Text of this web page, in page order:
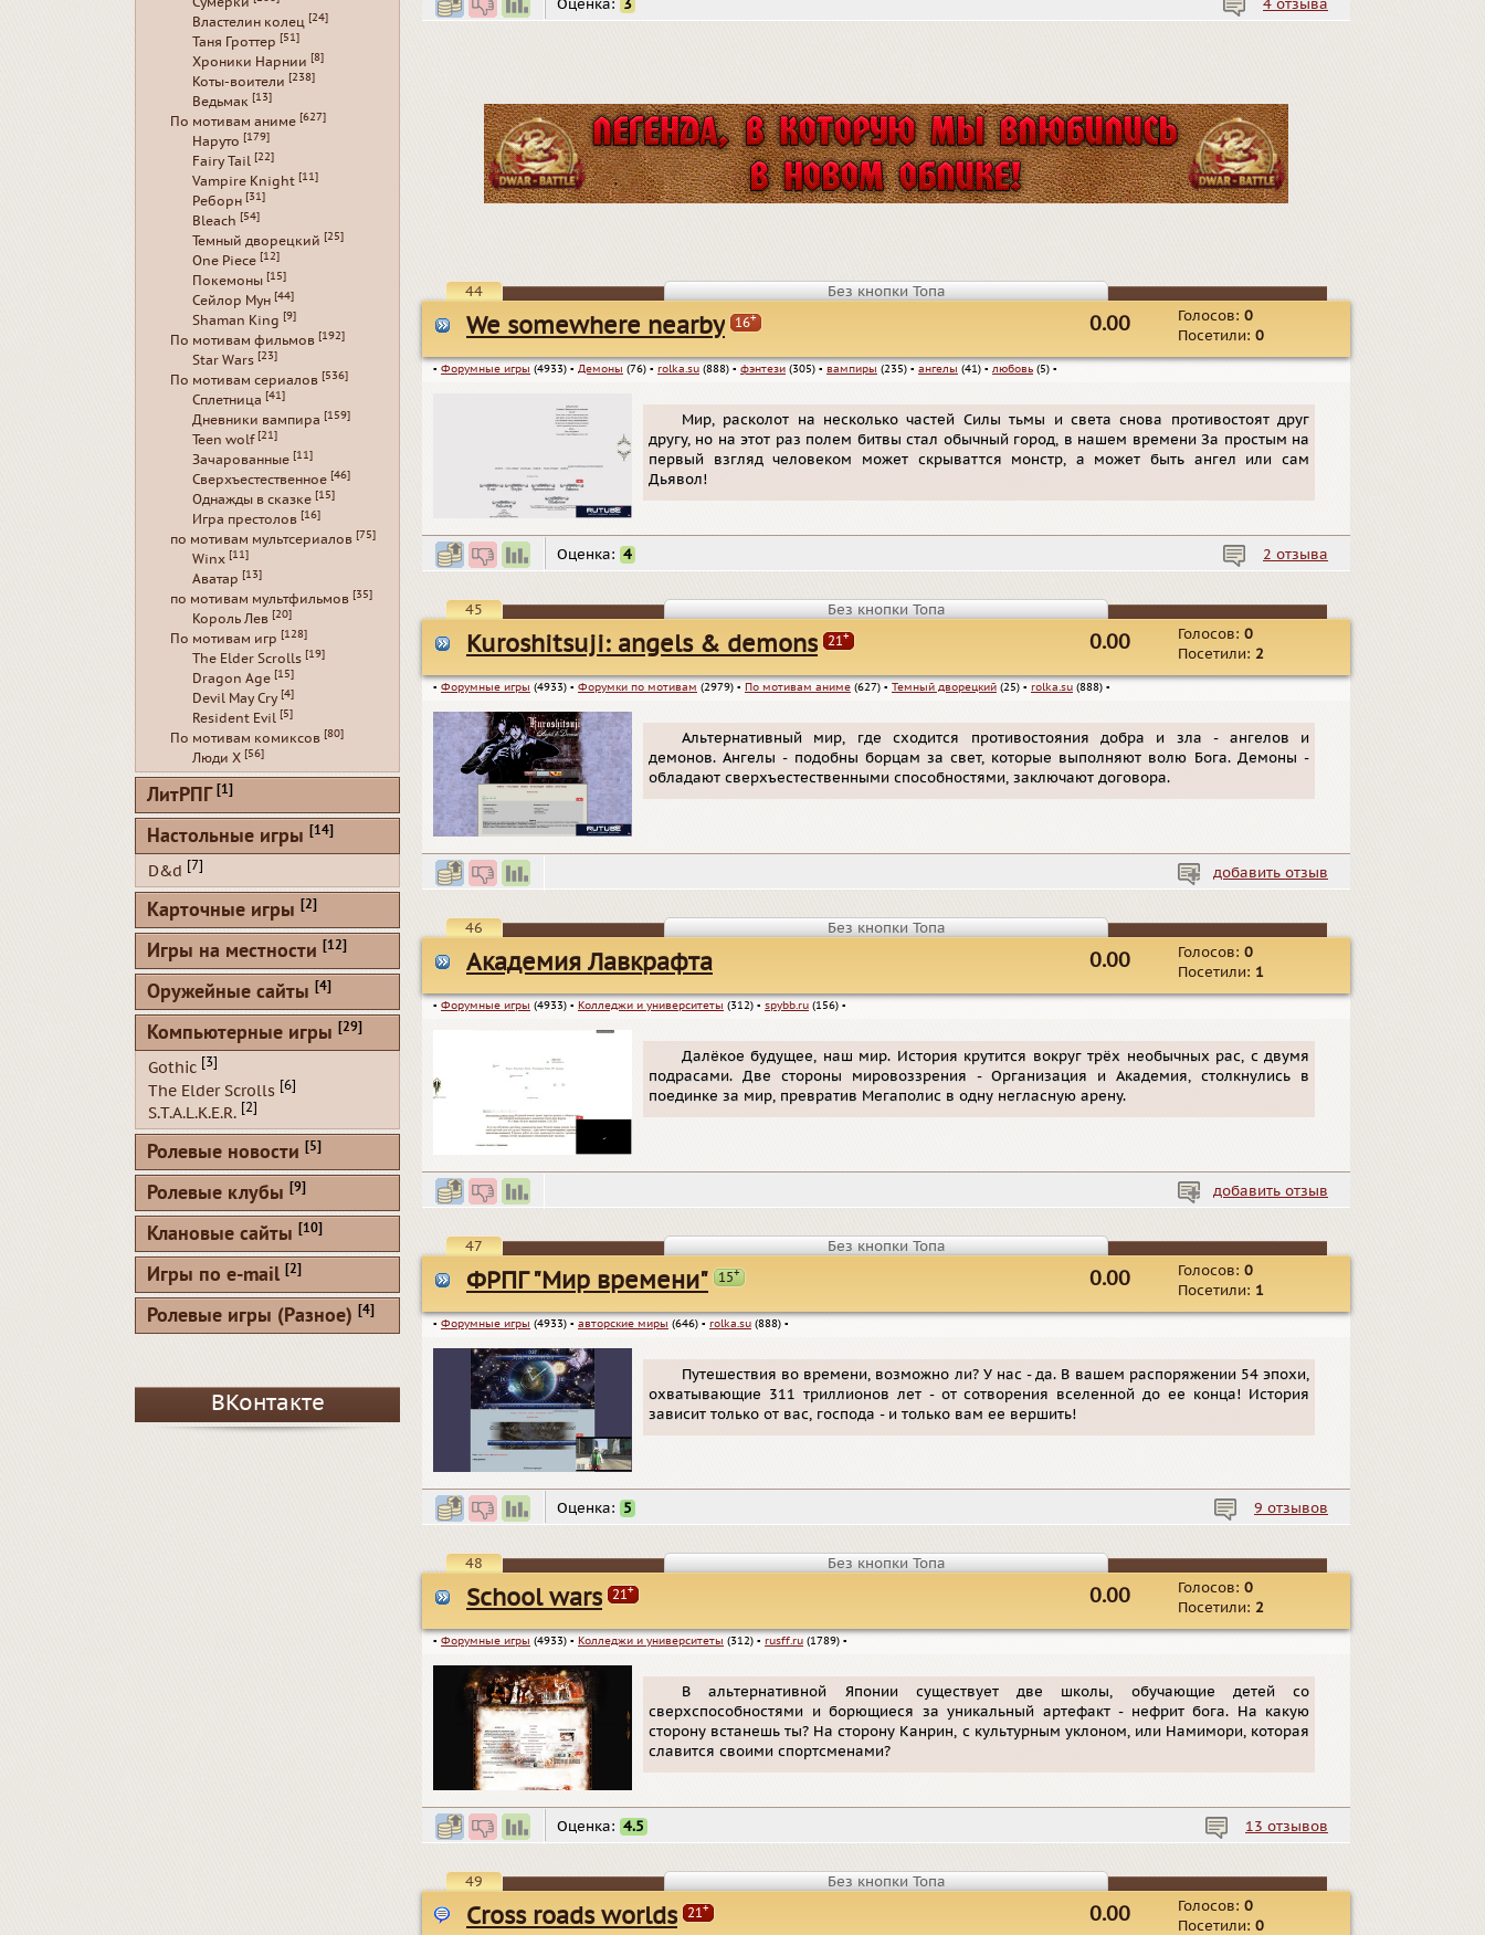
Оценка: 3 4 отзыва
Без кнопки Топа
44
We somewhere nearby 16+ Голосов: 0
Посетили: 0
0.00
▪ Форумные игры (4933) ▪ Демоны (76) ▪ rolka.su (888) ▪ фэнтези (305) ▪ вампиры (235) ▪ ангелы (41) ▪ любовь (5) ▪
Мир, расколот на несколько частей Силы тьмы и света снова противостоят друг
другу, но на этот раз полем битвы стал обычный город, в нашем времени За простым на
первый взгляд человеком может скрываттся монстр, а может быть ангел или сам
Дьявол!
Оценка: 4 2 отзыва
Без кнопки Топа
45
Kuroshitsuji: angels & demons 21+ Голосов: 0
Посетили: 2
0.00
▪ Форумные игры (4933) ▪ Форумки по мотивам (2979) ▪ По мотивам аниме (627) ▪ Темный дворецкий (25) ▪ rolka.su (888) ▪
Альтернативный мир, где сходится противостояния добра и зла - ангелов и
демонов. Ангелы - подобны борцам за свет, которые выполняют волю Бога. Демоны -
обладают сверхъестественными способностями, заключают договора.
добавить отзыв
Без кнопки Топа
46
Академия Лавкрафта Голосов: 0
Посетили: 1
0.00
▪ Форумные игры (4933) ▪ Колледжи и университеты (312) ▪ spybb.ru (156) ▪
Далёкое будущее, наш мир. История крутится вокруг трёх необычных рас, с двумя
подрасами. Две стороны мировоззрения - Организация и Академия, столкнулись в
поединке за мир, превратив Мегаполис в одну негласную арену.
добавить отзыв
Без кнопки Топа
47
ФРПГ "Мир времени" 15+ Голосов: 0
Посетили: 1
0.00
▪ Форумные игры (4933) ▪ авторские миры (646) ▪ rolka.su (888) ▪
Путешествия во времени, возможно ли? У нас - да. В вашем распоряжении 54 эпохи,
охватывающие 311 триллионов лет - от сотворения вселенной до ее конца! История
зависит только от вас, господа - и только вам ее вершить!
Оценка: 5 9 отзывов
Без кнопки Топа
48
School wars 21+ Голосов: 0
Посетили: 2
0.00
▪ Форумные игры (4933) ▪ Колледжи и университеты (312) ▪ rusff.ru (1789) ▪
В альтернативной Японии существует две школы, обучающие детей со
сверхспособностями и борющиеся за уникальный артефакт - нефрит бога. На какую
сторону встанешь ты? На сторону Канрин, с культурным уклоном, или Намимори, которая
славится своими спортсменами?
Оценка: 4.5 13 отзывов
Без кнопки Топа
49
Cross roads worlds 21+ Голосов: 0
Посетили: 0
0.00
Властелин колец [24]
Таня Гроттер [51]
Хроники Нарнии [8]
Коты-воители [238]
Ведьмак [13]
По мотивам аниме [627]
Наруто [179]
Fairy Tail [22]
Vampire Knight [11]
Реборн [31]
Bleach [54]
Темный дворецкий [25]
One Piece [12]
Покемоны [15]
Сейлор Мун [44]
Shaman King [9]
По мотивам фильмов [192]
Star Wars [23]
По мотивам сериалов [536]
Сплетница [41]
Дневники вампира [159]
Teen wolf [21]
Зачарованные [11]
Сверхъестественное [46]
Однажды в сказке [15]
Игра престолов [16]
по мотивам мультсериалов [75]
Winx [11]
Аватар [13]
по мотивам мультфильмов [35]
Король Лев [20]
По мотивам игр [128]
The Elder Scrolls [19]
Dragon Age [15]
Devil May Cry [4]
Resident Evil [5]
По мотивам комиксов [80]
Люди Х [56]
ЛитРПГ [1]
Настольные игры [14]
D&d [7]
Карточные игры [2]
Игры на местности [12]
Оружейные сайты [4]
Компьютерные игры [29]
Gothic [3]
The Elder Scrolls [6]
S.T.A.L.K.E.R. [2]
Ролевые новости [5]
Ролевые клубы [9]
Клановые сайты [10]
Игры по e-mail [2]
Ролевые игры (Разное) [4]
ВКонтакте